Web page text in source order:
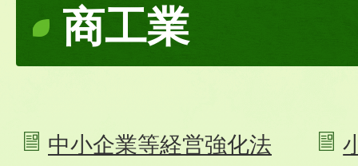
商工業
中小企業等経営強化法